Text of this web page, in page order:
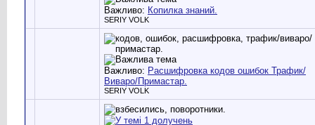
Важливо: Копилка знаний.
SERIY VOLK
Важливо: Расшифровка кодов ошибок Трафик/
Виваро/Примастар.
SERIY VOLK